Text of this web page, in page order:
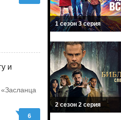
и
6
1 сезон 3 серия
2 сезон 2 серия